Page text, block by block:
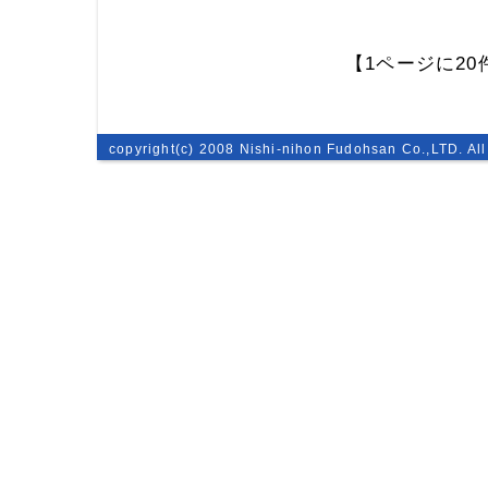
【1ページに
copyright(c) 2008 Nishi-nihon Fudohsan Co.,LTD.